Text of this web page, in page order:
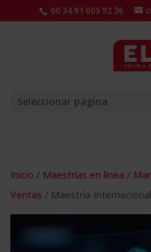
00 34 91 005 92 36
Seleccionar página
Inicio / Maestrías en línea /
Ventas / Maestría